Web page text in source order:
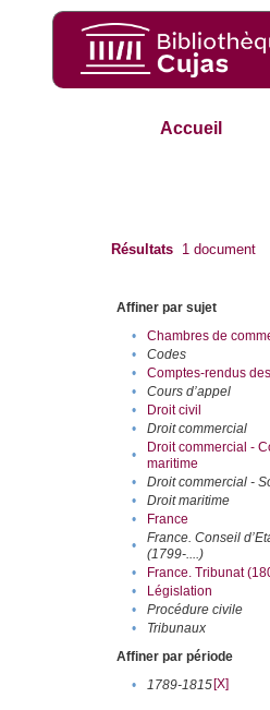
Accueil
Résultats 1 document
Affiner par sujet
•
Chambres de
•
Codes
•
Comptes-rendus
•
Cours d’appel
•
Droit civil
•
Droit commercial
•
Droit commercial -
maritime
• Droit commercial -
•
Droit maritime
•
France
•
France. Conseil
(1799-....)
• France. Tribunat
•
Législation
•
Procédure civile
•
Tribunaux
Affiner par période
•
1789-1815[X]